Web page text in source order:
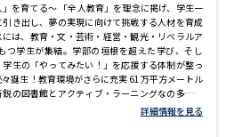
高等学校卒業程度認定試験
小学校教員資格認定試験
を育てる～ 「全人教育」を理念に掲げ、学生一
き出し、夢の実現に向けて挑戦する人材を育成
は、教育・文・芸術・経営・観光・リベラルア
つ学生が集結。学部の垣根を超えた学び、そし
生の「やってみたい！」を応援する体制が整っ
誕生！教育環境がさらに充実 61万平方メートル
の図書館とアクティブ・ラーニングなの多機能
2014」、本学独自の英語教育プログラムELFの
詳細情報を見る